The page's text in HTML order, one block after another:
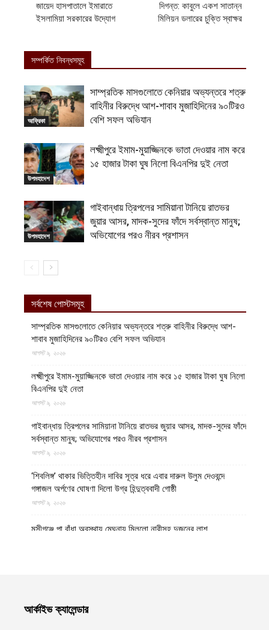
জায়েদ হাসপাতালে ইমারাতে
ইসলামিয়া সরকারের উদ্যোগ
দিগন্ত: কাবুলে একশ সাতান্ন
মিলিয়ন ডলারের চুক্তি স্বাক্ষর
সম্পর্কিত নিবন্ধসমূহ
আফ্রিকা
সাম্প্রতিক মাসগুলোতে কেনিয়ার অভ্যন্তরে শত্রু
বাহিনীর বিরুদ্ধে আশ-শাবাব মুজাহিদিনের ৯০টিরও
বেশি সফল অভিযান
উপমহাদেশ
লক্ষ্মীপুরে ইমাম-মুয়াজ্জিনকে ভাতা দেওয়ার নাম করে
১৫ হাজার টাকা ঘুষ নিলো বিএনপির দুই নেতা
উপমহাদেশ
গাইবান্ধায় ত্রিপলের সামিয়ানা টানিয়ে রাতভর
জুয়ার আসর, মাদক-সুদের ফাঁদে সর্বস্বান্ত মানুষ;
অভিযোগের পরও নীরব প্রশাসন
সর্বশেষ পোস্টসমূহ
সাম্প্রতিক মাসগুলোতে কেনিয়ার অভ্যন্তরে শত্রু বাহিনীর বিরুদ্ধে আশ-
শাবাব মুজাহিদিনের ৯০টিরও বেশি সফল অভিযান
আগস্ট ৯, ২০২৬
লক্ষ্মীপুরে ইমাম-মুয়াজ্জিনকে ভাতা দেওয়ার নাম করে ১৫ হাজার টাকা ঘুষ নিলো
বিএনপির দুই নেতা
আগস্ট ৯, ২০২৬
গাইবান্ধায় ত্রিপলের সামিয়ানা টানিয়ে রাতভর জুয়ার আসর, মাদক-সুদের ফাঁদে
সর্বস্বান্ত মানুষ; অভিযোগের পরও নীরব প্রশাসন
আগস্ট ৯, ২০২৬
‘শিবলিঙ্গ’ থাকার ভিত্তিহীন দাবির সূত্র ধরে এবার দারুল উলুম দেওবন্দে
গঙ্গাজল অর্পণের ঘোষণা দিলো উগ্র হিন্দুত্ববাদী গোষ্ঠী
আগস্ট ৯, ২০২৬
মুন্সীগঞ্জে পা বাঁধা অবস্থায় মেঘনায় মিললো নারীসহ দুজনের লাশ
মৌলভীবাজারের কুলাউড়া সীমান্তে বাংলাদেশি যুবককে গুলি করে লাশ নিয়ে
গেলো সন্ত্রাসী বিএসএফ
আর্কাইভ ক্যালেন্ডার